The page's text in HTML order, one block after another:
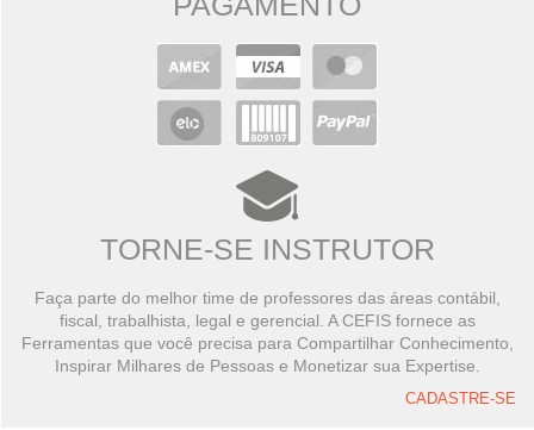
TORNE-SE INSTRUTOR
Faça parte do melhor time de professores das áreas contábil,
fiscal, trabalhista, legal e gerencial. A CEFIS fornece as
Ferramentas que você precisa para Compartilhar Conhecimento,
Inspirar Milhares de Pessoas e Monetizar sua Expertise.
CADASTRE-SE